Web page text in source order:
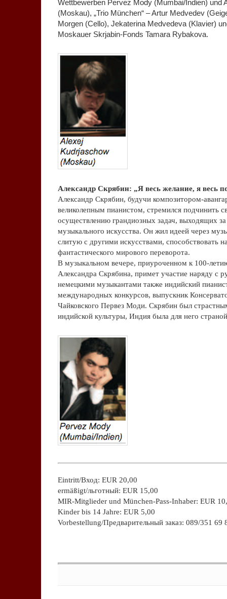
Wettbewerben Pervez Mody (Mumbai/Indien) und
(Moskau), „Trio München“ – Artur Medvedev
Morgen (Cello), Jekaterina Medvedeva (Klavier)
Moskauer Skrjabin-Fonds Tamara Rybakova.
Александр Скрябин: „Я весь желание, я весь
Александр Скрябин, будучи композитором-
великолепным пианистом, стремился подчинить
осуществлению грандиозных задач, выходящих
музыкального искусства. Он жил идеей через
слитую с другими искусствами, способствовать
фантастического мирового переворота.
В музыкальном вечере, приуроченном к 100-
Александра Скрябина, примет участие наряду с
немецкими музыкантами также индийский
международных конкурсов, выпускник
Чайковского Первез Моди. Скрябин был
индийской культуры, Индия была для него
Eintritt/Вход: EUR 20,00
ermäßigt/льготный: EUR 15,00
MIR-Mitglieder und München-Pass-Inhaber: EUR
Kinder bis 14 Jahre: EUR 5,00
Vorbestellung/Предварительный заказ: 089/351 69